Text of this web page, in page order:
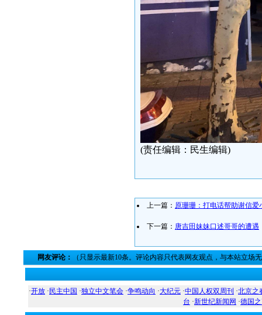
(责任编辑：民生编辑)
上一篇： 原珊珊：打电话帮助谢信爱
下一篇： 唐吉田妹妹口述哥哥的遭遇
网友评论： （只显示最新10条。评论内容只代表网友观点，与本站立场
·开放 · 民主中国 ·独立中文笔会 ·争鸣动向 ·大纪元 ·中国人权双周刊 ·北京之
台 ·新世纪新闻网 ·德国